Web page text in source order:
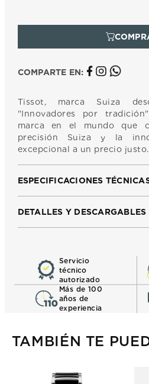
COMPARTE EN:
Tissot, marca Suiza
"Innovadores por
marca en el mundo que
precisión Suiza y la
excepcional a un precio justo.
ESPECIFICACIONES
DETALLES Y DESCARGABLES
Servicio
técnico
autorizado
Más de 100
años de
experiencia
TAMBIÉN TE